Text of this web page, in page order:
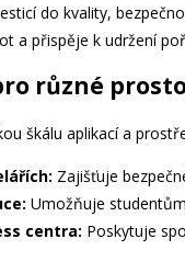
do kvality,
a přispěje k udržení
různé
škálu aplikací a
Zajišťuje
Umožňuje
centra: Poskytuje